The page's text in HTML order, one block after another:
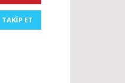
TAKIP ET